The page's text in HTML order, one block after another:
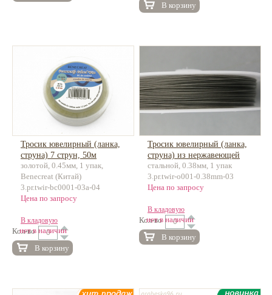
В корзину
Тросик ювелирный (ланка,
струна) 7 струн, 50м
золотой, 0.45мм, 1 упак,
Benecreat (Китай)
3.pr.twir-bc0001-03a-04
Цена по запросу
В кладовую
Кол-во
нет в наличии
В корзину
Тросик ювелирный (ланка,
струна) из нержавеющей
стали, 50м
стальной, 0.38мм, 1 упак
3.pr.twir-o001-0.38mm-03
Цена по запросу
В кладовую
Кол-во
нет в наличии
В корзину